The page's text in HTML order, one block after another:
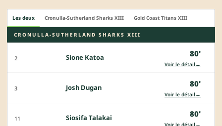
Les deux Cronulla-Sutherland Sharks XIII Gold Coast Titans XIII
CRONULLA-SUTHERLAND SHARKS XIII
2 Sione Katoa 80'
Voir le détail →
3 Josh Dugan 80'
Voir le détail →
11 Siosifa Talakai 80'
Voir le détail →